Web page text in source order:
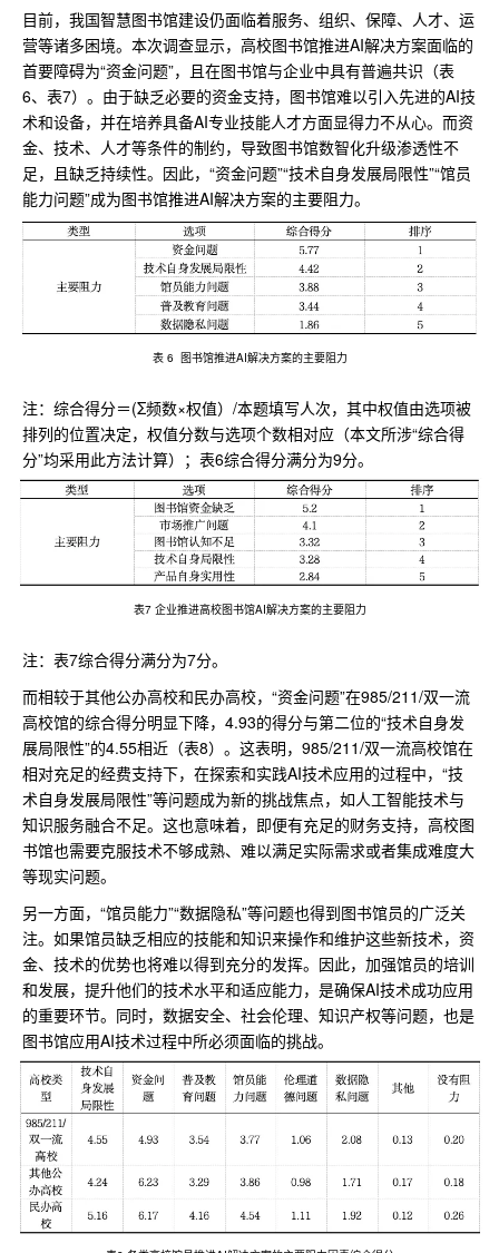
目前，我国智慧图书馆建设仍面临着服务、组织、保障、人才、运
营等诸多困境。本次调查显示，高校图书馆推进AI解决方案面临的
首要障碍为“资金问题”，且在图书馆与企业中具有普遍共识（表
6、表7）。由于缺乏必要的资金支持，图书馆难以引入先进的AI技
术和设备，并在培养具备AI专业技能人才方面显得力不从心。而资
金、技术、人才等条件的制约，导致图书馆数智化升级渗透性不
足，且缺乏持续性。因此，“资金问题”“技术自身发展局限性”“馆员
能力问题”成为图书馆推进AI解决方案的主要阻力。
表 6 图书馆推进AI解决方案的主要阻力
注：综合得分＝(Σ频数×权值）/本题填写人次，其中权值由选项被
排列的位置决定，权值分数与选项个数相对应（本文所涉“综合得
分”均采用此方法计算）；表6综合得分满分为9分。
表7 企业推进高校图书馆AI解决方案的主要阻力
注：表7综合得分满分为7分。
而相较于其他公办高校和民办高校，“资金问题”在985/211/双一流
高校馆的综合得分明显下降，4.93的得分与第二位的“技术自身发
展局限性”的4.55相近（表8）。这表明，985/211/双一流高校馆在
相对充足的经费支持下，在探索和实践AI技术应用的过程中，“技
术自身发展局限性”等问题成为新的挑战焦点，如人工智能技术与
知识服务融合不足。这也意味着，即便有充足的财务支持，高校图
书馆也需要克服技术不够成熟、难以满足实际需求或者集成难度大
等现实问题。
另一方面，“馆员能力”“数据隐私”等问题也得到图书馆员的广泛关
注。如果馆员缺乏相应的技能和知识来操作和维护这些新技术，资
金、技术的优势也将难以得到充分的发挥。因此，加强馆员的培训
和发展，提升他们的技术水平和适应能力，是确保AI技术成功应用
的重要环节。同时，数据安全、社会伦理、知识产权等问题，也是
图书馆应用AI技术过程中所必须面临的挑战。